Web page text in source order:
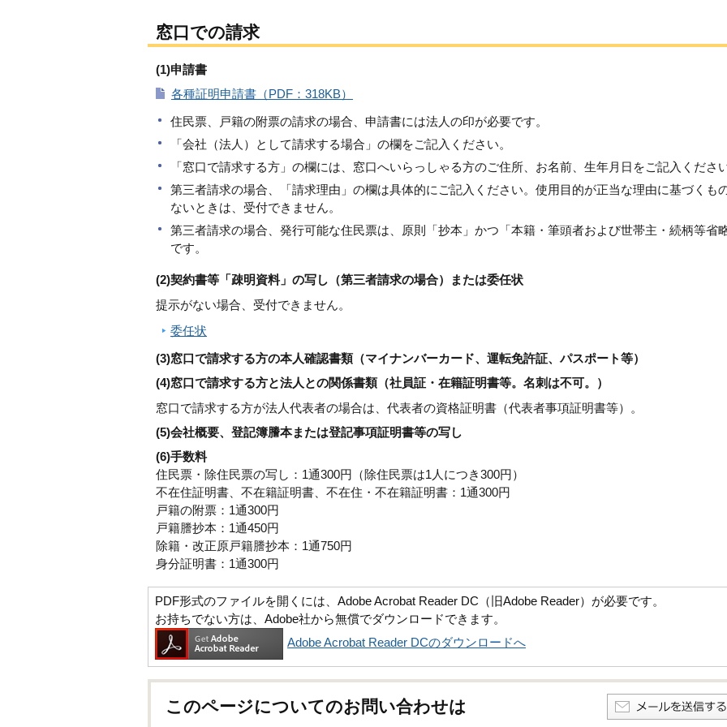
窓口での請求
(1)申請書
各種証明申請書（PDF：318KB）
住民票、戸籍の附票の請求の場合、申請書には法人の印が必要です。
「会社（法人）として請求する場合」の欄をご記入ください。
「窓口で請求する方」の欄には、窓口へいらっしゃる方のご住所、お名前、生年月日をご記入ください
第三者請求の場合、「請求理由」の欄は具体的にご記入ください。使用目的が正当な理由に基づくも
ないときは、受付できません。
第三者請求の場合、発行可能な住民票は、原則「抄本」かつ「本籍・筆頭者および世帯主・続柄等省略
です。
(2)契約書等「疎明資料」の写し（第三者請求の場合）または委任状
提示がない場合、受付できません。
委任状
(3)窓口で請求する方の本人確認書類（マイナンバーカード、運転免許証、パスポート等）
(4)窓口で請求する方と法人との関係書類（社員証・在籍証明書等。名刺は不可。）
窓口で請求する方が法人代表者の場合は、代表者の資格証明書（代表者事項証明書等）。
(5)会社概要、登記簿謄本または登記事項証明書等の写し
(6)手数料
住民票・除住民票の写し：1通300円（除住民票は1人につき300円）
不在住証明書、不在籍証明書、不在住・不在籍証明書：1通300円
戸籍の附票：1通300円
戸籍謄抄本：1通450円
除籍・改正原戸籍謄抄本：1通750円
身分証明書：1通300円
PDF形式のファイルを開くには、Adobe Acrobat Reader DC（旧Adobe Reader）が必要です。
お持ちでない方は、Adobe社から無償でダウンロードできます。
Adobe Acrobat Reader DCのダウンロードへ
このページについてのお問い合わせは